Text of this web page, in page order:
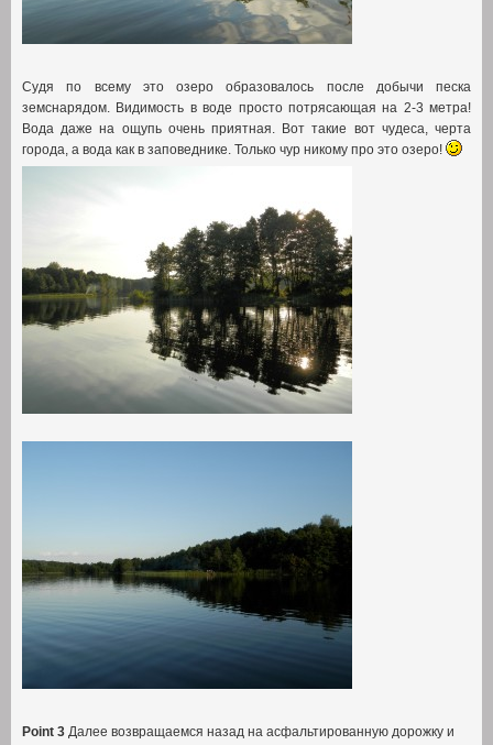
Судя по всему это озеро образовалось после добычи песка
земснарядом. Видимость в воде просто потрясающая на 2-3 метра!
Вода даже на ощупь очень приятная. Вот такие вот чудеса,черта
города, а вода как в заповеднике. Только чур никому про это озеро!
Point 3 Далее возвращаемся назад на асфальтированную дорожку и